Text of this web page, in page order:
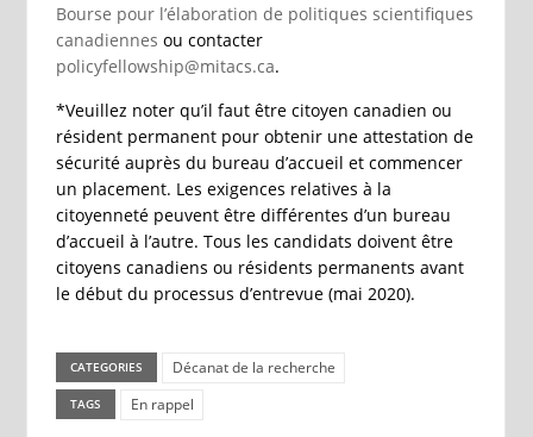
Bourse pour l’élaboration de politiques scientifiques
canadiennes ou contacter
policyfellowship@mitacs.ca.
*Veuillez noter qu’il faut être citoyen canadien ou
résident permanent pour obtenir une attestation de
sécurité auprès du bureau d’accueil et commencer
un placement. Les exigences relatives à la
citoyenneté peuvent être différentes d’un bureau
d’accueil à l’autre. Tous les candidats doivent être
citoyens canadiens ou résidents permanents avant
le début du processus d’entrevue (mai 2020).
CATEGORIES Décanat de la recherche
TAGS En rappel